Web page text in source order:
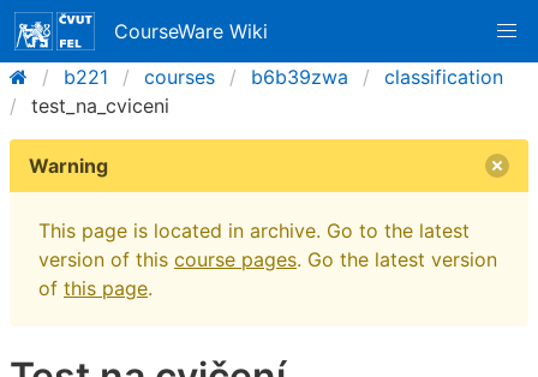
CourseWare Wiki
b221
courses b6b39zwa
classification
test_na_cviceni
Warning
This page is located in archive. Go to the latest
version of this course pages. Go the latest version
of this page.